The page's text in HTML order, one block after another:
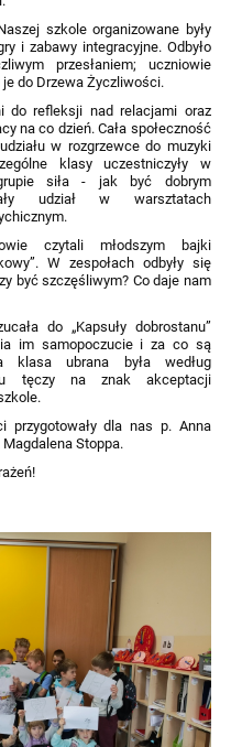
szkole organizowane były
i zabawy integracyjne. Odbyło
przesłaniem; uczniowie
do Drzewa Życzliwości.
do refleksji nad relacjami oraz
na co dzień. Cała społeczność
w rozgrzewce do muzyki
klasy uczestniczyły w
siła - jak być dobrym
udział w warsztatach
czytali młodszym bajki
W zespołach odbyły się
być szczęśliwym? Co daje nam
do „Kapsuły dobrostanu”
im samopoczucie i za co są
ubrana była według
tęczy na znak akceptacji
przygotowały dla nas p. Anna
Stoppa.